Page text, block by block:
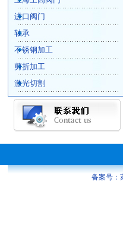
进口阀门
轴承
不锈钢加工
剪折加工
激光切割
备案号：